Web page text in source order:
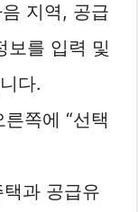
음 지역, 공급
보를 입력 및
다.
쪽에 “선택
과 공급유